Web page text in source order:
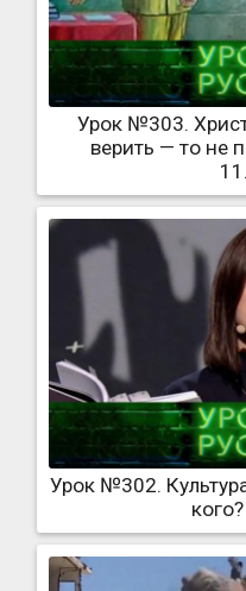
Урок №303.
верить — то не
Урок №302.